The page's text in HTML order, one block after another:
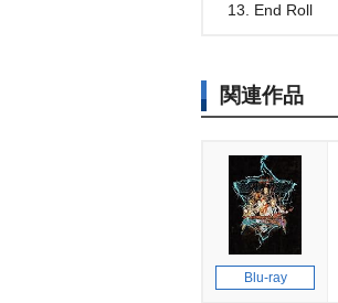
13. End Roll
関連作品
Blu-ray